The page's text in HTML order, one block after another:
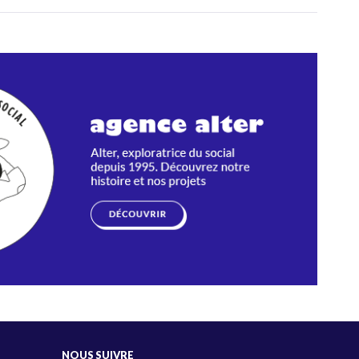
NOUS SUIVRE